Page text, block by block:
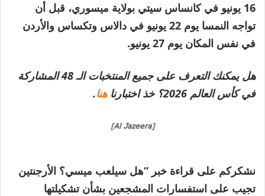
16 يونيو في كانساس سيتي بولاية ميسوري، قبل أن
تواجه النمسا يوم 22 يونيو في دالاس وتكساس والأردن
في نفس المكان يوم 27 يونيو.
هل يمكنك التعرف على جميع المنتخبات الـ 48 المشاركة
في كأس العالم 2026؟ خذ اختبارنا
هنا.
[Al Jazeera]
نشكركم على قراءة خبر “هل سيلعب ميسي؟ الأرجنتين
تجيب على استفسارات المشجعين بشأن تشكيلتها